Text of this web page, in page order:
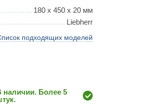
180 х 450 x 20 мм
Liebherr
подходящих моделей
наличии. Более 5